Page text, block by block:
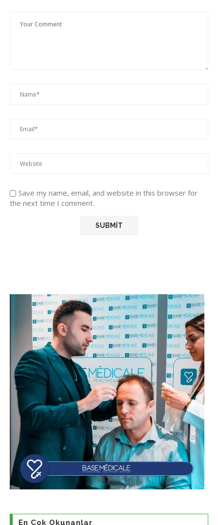
Save my name, email, and website in this browser for
the next time I comment.
En Çok Okunanlar